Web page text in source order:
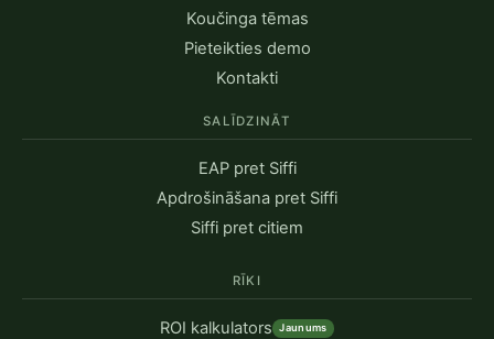
Koučinga tēmas
Pieteikties demo
Kontakti
SALĪDZINĀT
EAP pret Siffi
Apdrošināšana pret Siffi
Siffi pret citiem
RĪKI
ROI kalkulators Jaunums